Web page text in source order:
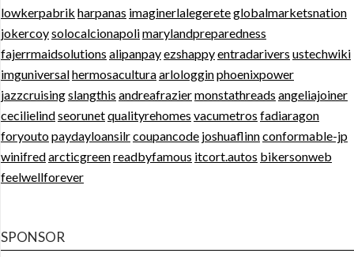
lowkerpabrik harpanas imaginerlalegereteglobalmarketsnation
jokercoysolocalcionapolimarylandpreparedness
fajerrmaidsolutions alipanpayezshappyentradarivers ustechwiki
imguniversalhermosaculturaarlologginphoenixpower
jazzcruisingslangthis andreafraziermonstathreads angeliajoiner
cecilielindseorunetqualityrehomes vacumetros fadiaragon
foryoutopaydayloansilrcoupancode joshuaflinnconformable-jp
winifredarcticgreenreadbyfamous itcort.autos bikersonweb
feelwellforever
SPONSOR